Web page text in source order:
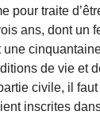
pour traite
ans, dont un
de vie et
civile, il
inscrites